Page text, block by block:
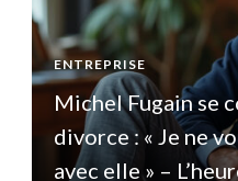
ENTREPRISE
Michel Fugain se
divorce : « Je ne
avec elle » –